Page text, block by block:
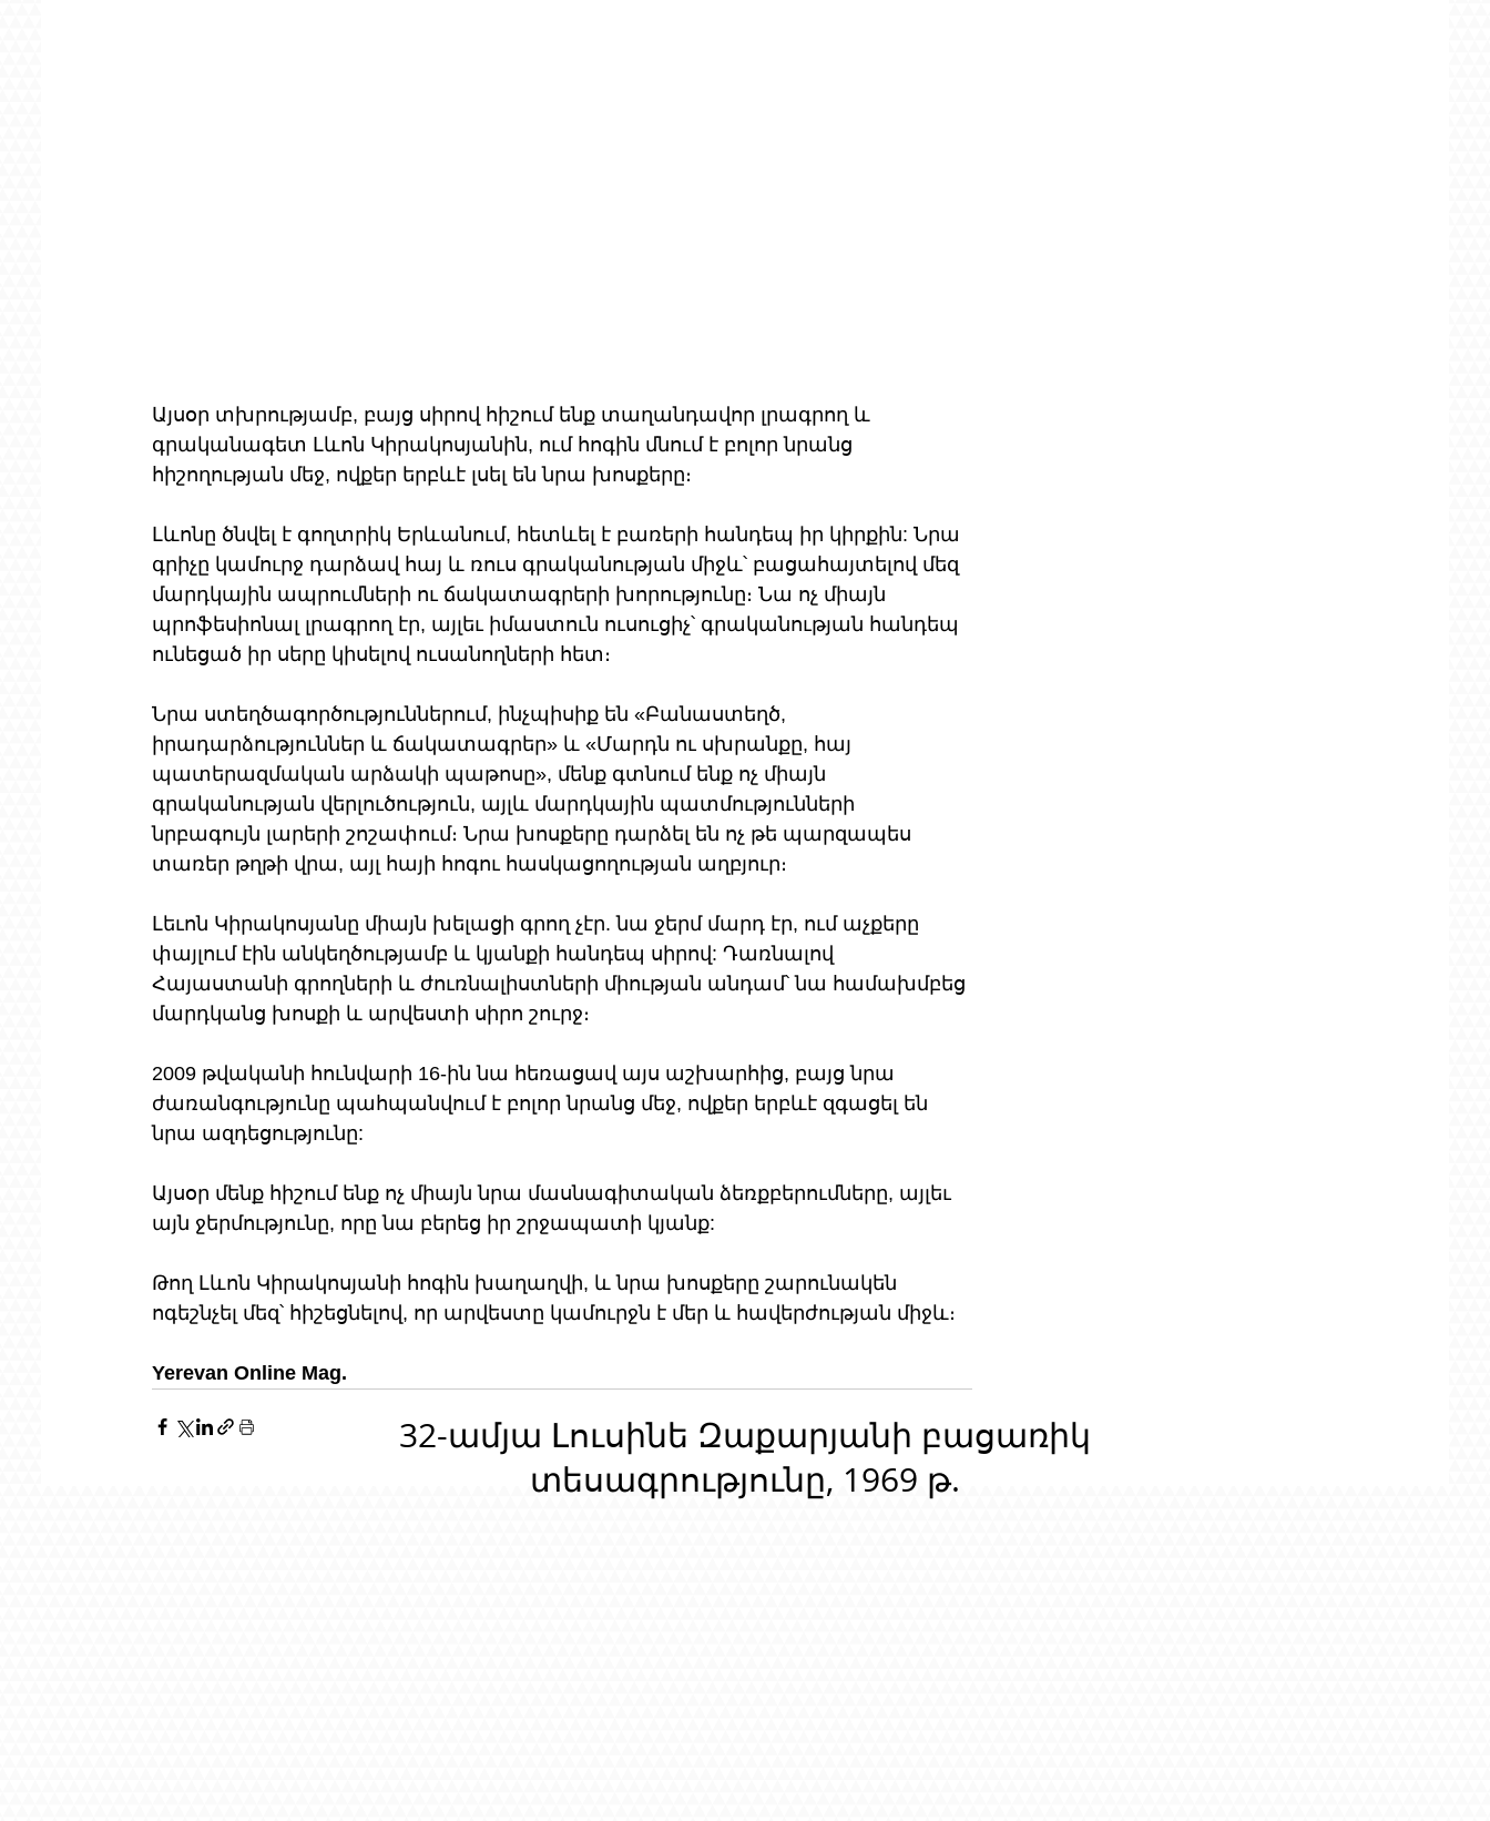
Այսօր տխրությամբ, բայց սիրով հիշում ենք տաղանդավոր լրագրող և
գրականագետ Լևոն Կիրակոսյանին, ում հոգին մնում է բոլոր նրանց
հիշողության մեջ, ովքեր երբևէ լսել են նրա խոսքերը։
Լևոնը ծնվել է գողտրիկ Երևանում, հետևել է բառերի հանդեպ իր կիրքին: Նրա
գրիչը կամուրջ դարձավ հայ և ռուս գրականության միջև՝ բացահայտելով մեզ
մարդկային ապրումների ու ճակատագրերի խորությունը։ Նա ոչ միայն
պրոֆեսիոնալ լրագրող էր, այլեւ իմաստուն ուսուցիչ՝ գրականության հանդեպ
ունեցած իր սերը կիսելով ուսանողների հետ։
Նրա ստեղծագործություններում, ինչպիսիք են «Բանաստեղծ,
իրադարձություններ և ճակատագրեր» և «Մարդն ու սխրանքը, հայ
պատերազմական արձակի պաթոսը», մենք գտնում ենք ոչ միայն
գրականության վերլուծություն, այլև մարդկային պատմությունների
նրբագույն լարերի շոշափում։ Նրա խոսքերը դարձել են ոչ թե պարզապես
տառեր թղթի վրա, այլ հայի հոգու հասկացողության աղբյուր։
Լեւոն Կիրակոսյանը միայն խելացի գրող չէր. նա ջերմ մարդ էր, ում աչքերը
փայլում էին անկեղծությամբ և կյանքի հանդեպ սիրով: Դառնալով
Հայաստանի գրողների և ժուռնալիստների միության անդամ՝ նա համախմբեց
մարդկանց խոսքի և արվեստի սիրո շուրջ։
2009 թվականի հունվարի 16-ին նա հեռացավ այս աշխարհից, բայց նրա
ժառանգությունը պահպանվում է բոլոր նրանց մեջ, ովքեր երբևէ զգացել են
նրա ազդեցությունը:
Այսօր մենք հիշում ենք ոչ միայն նրա մասնագիտական ​​ձեռքբերումները, այլեւ
այն ջերմությունը, որը նա բերեց իր շրջապատի կյանք:
Թող Լևոն Կիրակոսյանի հոգին խաղաղվի, և նրա խոսքերը շարունակեն
ոգեշնչել մեզ՝ հիշեցնելով, որ արվեստը կամուրջն է մեր և հավերժության միջև։
Yerevan Online Mag.
32-ամյա Լուսինե Զաքարյանի բացառիկ
տեսագրությունը, 1969 թ.